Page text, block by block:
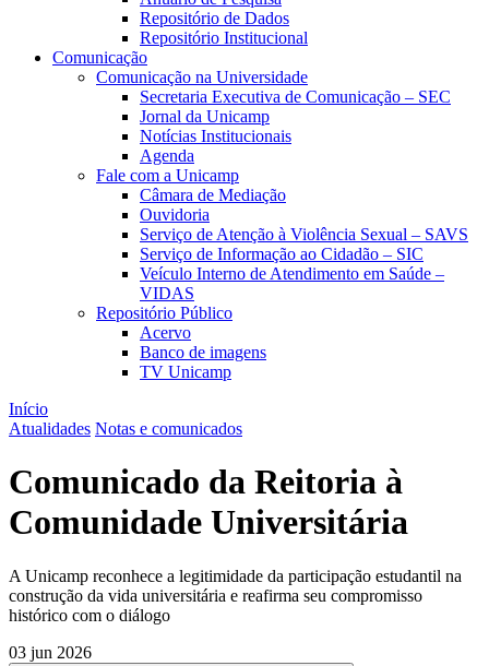
Repositório de Dados
Repositório Institucional
Comunicação
Comunicação na Universidade
Secretaria Executiva de Comunicação – SEC
Jornal da Unicamp
Notícias Institucionais
Agenda
Fale com a Unicamp
Câmara de Mediação
Ouvidoria
Serviço de Atenção à Violência Sexual – SAVS
Serviço de Informação ao Cidadão – SIC
Veículo Interno de Atendimento em Saúde –
VIDAS
Repositório Público
Acervo
Banco de imagens
TV Unicamp
Início
Atualidades Notas e comunicados
Comunicado da Reitoria à
Comunidade Universitária
A Unicamp reconhece a legitimidade da participação estudantil na
construção da vida universitária e reafirma seu compromisso
histórico com o diálogo
03 jun 2026